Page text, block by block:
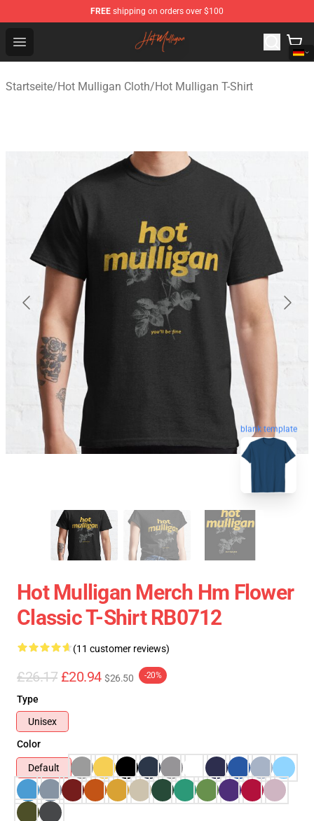
FREE shipping on orders over $100
Open menu
Hot Mulligan Shop - Official Hot Mulligan Merchandise
Startseite/Hot Mulligan Cloth/Hot Mulligan T-Shirt
blank template
Hot Mulligan Merch Hm Flower
Classic T-Shirt RB0712
(11 customer reviews)
£26.17 £20.94 $26.50 -20%
Type
Unisex
Color
Default